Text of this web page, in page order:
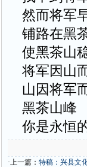
然而将军
铺路在黑
使黑茶山
将军因山
山因将军
黑茶山峰
你是永恒
·上一篇： 特稿：兴县文